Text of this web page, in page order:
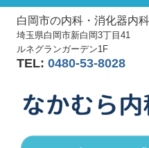
ホーム
白岡市の内科・消化器内科
埼玉県白岡市新白岡3丁目41
ルネグランガーデン1F
TEL:0480-53-8028